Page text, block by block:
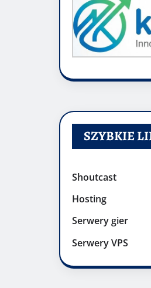
SZYBKIE
Shoutcast
Hosting
Serwery gier
Serwery VPS